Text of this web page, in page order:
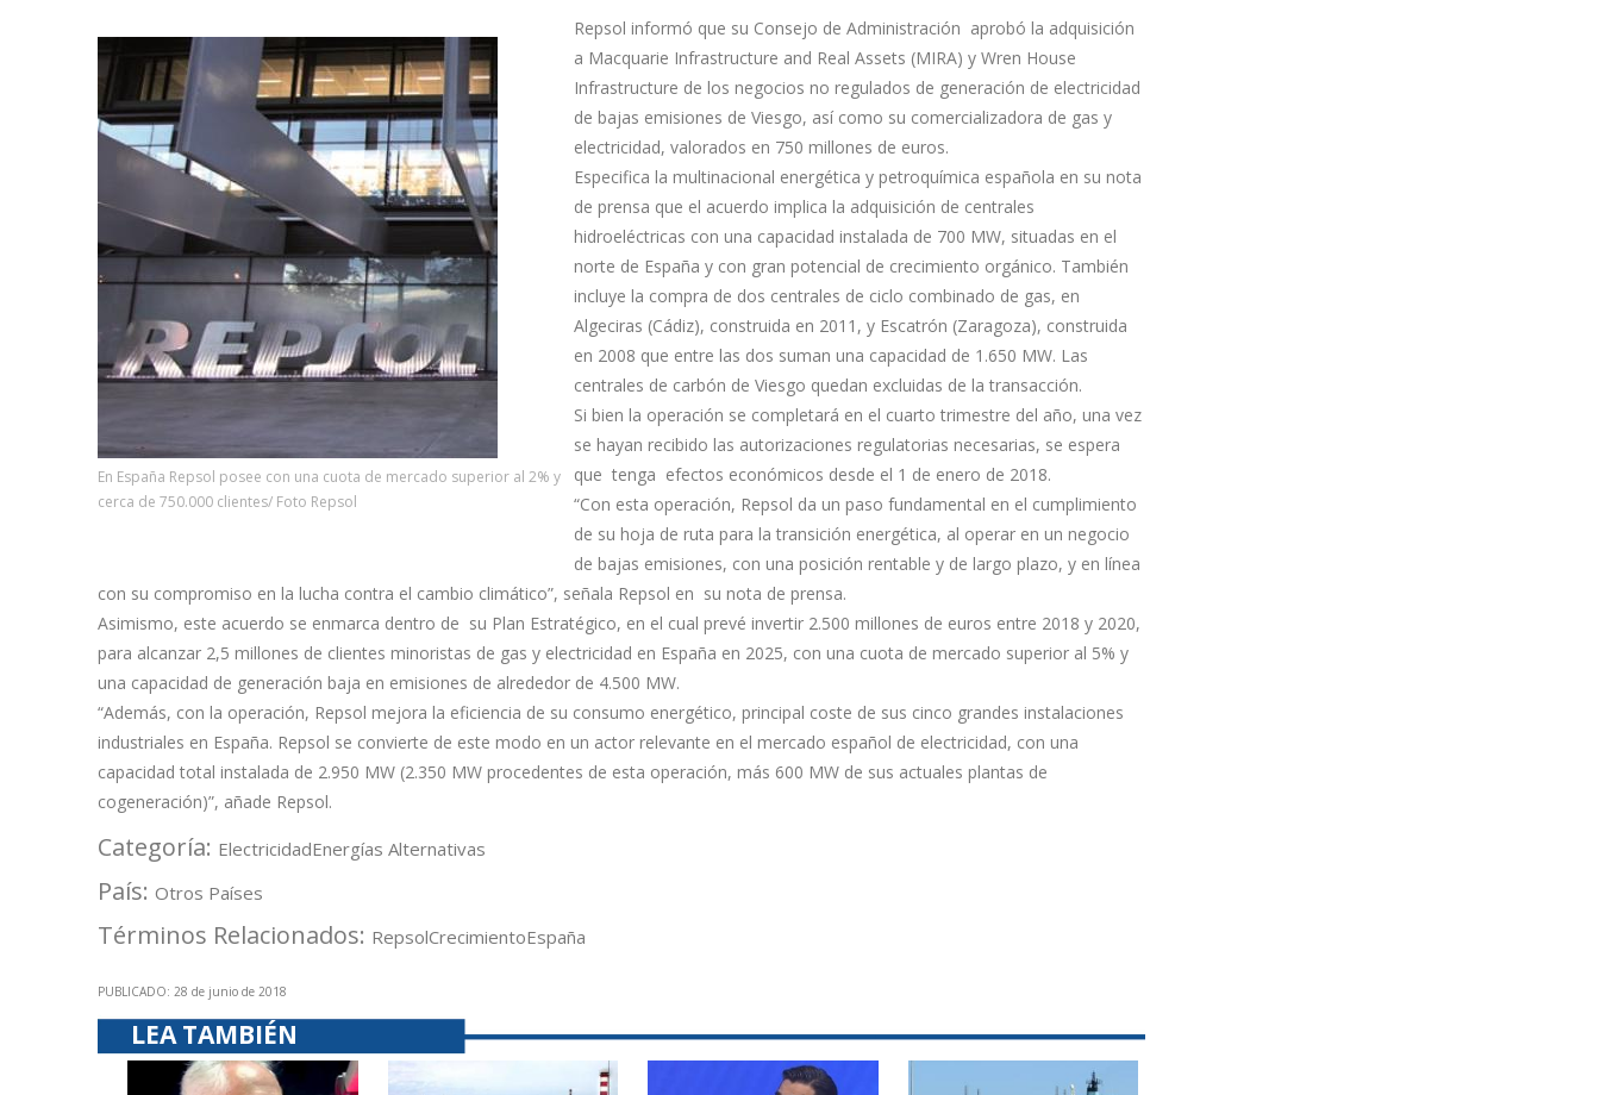
En España Repsol posee con una cuota de mercado superior al 2% y
cerca de 750.000 clientes/ Foto Repsol
Repsol informó que su Consejo de Administración aprobó la adquisición
a Macquarie Infrastructure and Real Assets (MIRA) y Wren House
Infrastructure de los negocios no regulados de generación de electricidad
de bajas emisiones de Viesgo, así como su comercializadora de gas y
electricidad, valorados en 750 millones de euros.
Especifica la multinacional energética y petroquímica española en su nota
de prensa que el acuerdo implica la adquisición de centrales
hidroeléctricas con una capacidad instalada de 700 MW, situadas en el
norte de España y con gran potencial de crecimiento orgánico. También
incluye la compra de dos centrales de ciclo combinado de gas, en
Algeciras (Cádiz), construida en 2011, y Escatrón (Zaragoza), construida
en 2008 que entre las dos suman una capacidad de 1.650 MW. Las
centrales de carbón de Viesgo quedan excluidas de la transacción.
Si bien la operación se completará en el cuarto trimestre del año, una vez
se hayan recibido las autorizaciones regulatorias necesarias, se espera
que tenga efectos económicos desde el 1 de enero de 2018.
“Con esta operación, Repsol da un paso fundamental en el cumplimiento
de su hoja de ruta para la transición energética, al operar en un negocio
de bajas emisiones, con una posición rentable y de largo plazo, y en línea
con su compromiso en la lucha contra el cambio climático”, señala Repsol en su nota de prensa.
Asimismo, este acuerdo se enmarca dentro de su Plan Estratégico, en el cual prevé invertir 2.500 millones de euros entre 2018 y 2020,
para alcanzar 2,5 millones de clientes minoristas de gas y electricidad en España en 2025, con una cuota de mercado superior al 5% y
una capacidad de generación baja en emisiones de alrededor de 4.500 MW.
“Además, con la operación, Repsol mejora la eficiencia de su consumo energético, principal coste de sus cinco grandes instalaciones
industriales en España. Repsol se convierte de este modo en un actor relevante en el mercado español de electricidad, con una
capacidad total instalada de 2.950 MW (2.350 MW procedentes de esta operación, más 600 MW de sus actuales plantas de
cogeneración)”, añade Repsol.
Categoría: ElectricidadEnergías Alternativas
País: Otros Países
Términos Relacionados: RepsolCrecimientoEspaña
PUBLICADO: 28 de junio de 2018
LEA TAMBIÉN